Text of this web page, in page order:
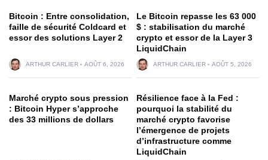
Bitcoin : Entre consolidation,
faille de sécurité Coldcard et
essor des solutions Layer 2
ARTHUR CARLIER AOÛT 6, 2026
Le Bitcoin repasse les 63 000
$ : stabilisation du marché
crypto et essor de la Layer 3
LiquidChain
ARTHUR CARLIER AOÛT 5, 2026
Marché crypto sous pression
: Bitcoin Hyper s’approche
des 33 millions de dollars
Résilience face à la Fed :
pourquoi la stabilité du
marché crypto favorise
l’émergence de projets
d’infrastructure comme
LiquidChain